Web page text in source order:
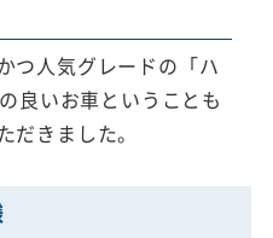
つ人気グレードの「ハ
良いお車ということも
だきました。